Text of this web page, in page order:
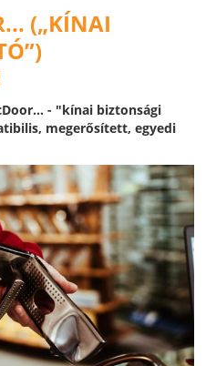
(„KÍNAI
- "kínai biztonsági
megerősített, egyedi